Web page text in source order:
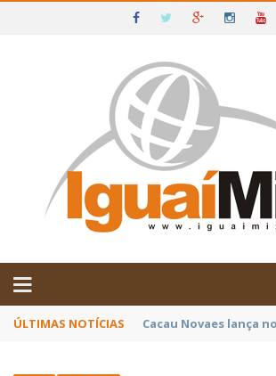
IGUAÍ E SUDOESTE DA BAHIA
ÚLTIMAS NOTÍCIAS Poetas baianos